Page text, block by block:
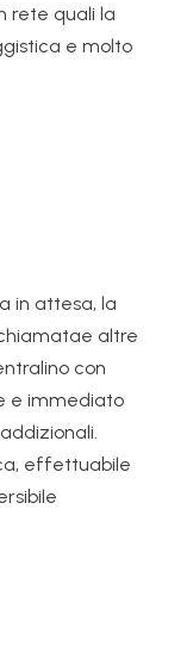
rete quali la
e molto
in attesa, la
altre
con
e immediato
effettuabile